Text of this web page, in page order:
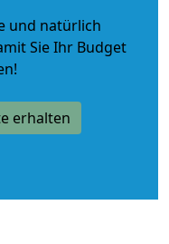
und natürlich
Sie Ihr Budget
erhalten